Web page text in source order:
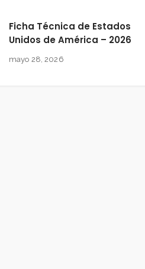
Ficha Técnica de Estados
Unidos de América – 2026
mayo 28, 2026